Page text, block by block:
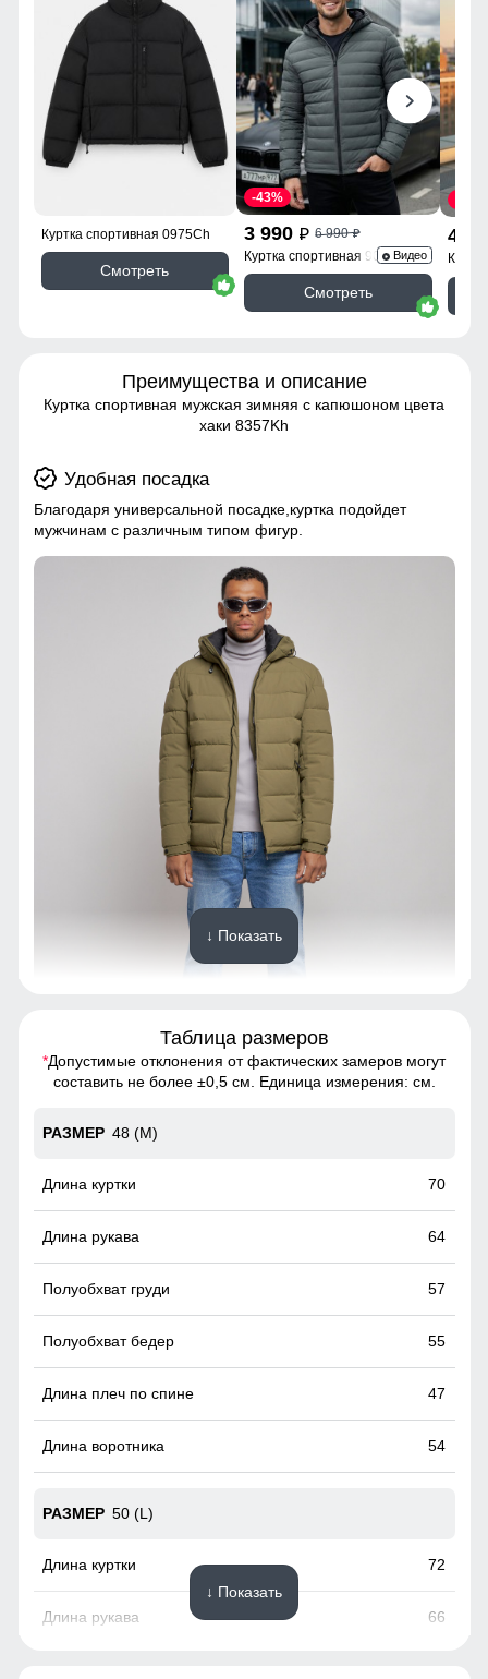
Куртка спортивная 0975Ch
Смотреть
3 990 p 6 990p
-43%
Куртка спортивная 9623_1Kh
Видео
Смотреть
4
Преимущества и описание
Куртка спортивная мужская зимняя с капюшоном цвета
хаки 8357Kh
Удобная посадка
Благодаря универсальной посадке,куртка подойдет
мужчинам с различным типом фигур.
Благодаря универсальной посадке,куртка подойдет
мужчинам с различным типом фигур.
Высокий воротник
Элемент одежды нужен для защиты шеи от холода, но со
временем стал стильной и модной деталью гардероба.
↓ Показать
Таблица размеров
*Допустимые отклонения от фактических замеров могут
составить не более ±0,5 см. Единица измерения: см.
48 (M)
70
64
57
55
47
54
50 (L)
72
66
↓ Показать